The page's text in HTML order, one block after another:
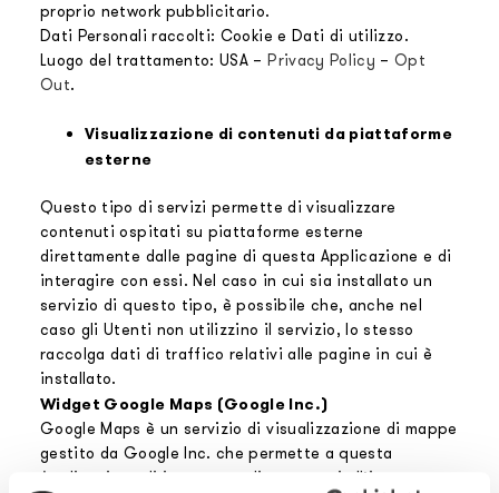
proprio network pubblicitario.
Dati Personali raccolti: Cookie e Dati di utilizzo.
Luogo del trattamento: USA –Privacy Policy –Opt
Out.
Visualizzazione di contenuti da piattaforme
esterne
Questo tipo di servizi permette di visualizzare
contenuti ospitati su piattaforme esterne
direttamente dalle pagine di questa Applicazione e di
interagire con essi. Nel caso in cui sia installato un
servizio di questo tipo, è possibile che, anche nel
caso gli Utenti non utilizzino il servizio, lo stesso
raccolga dati di traffico relativi alle pagine in cui è
installato.
Widget Google Maps (Google Inc.)
Google Maps è un servizio di visualizzazione di mappe
gestito da Google Inc. che permette a questa
Applicazione di integrare tali contenuti all’interno